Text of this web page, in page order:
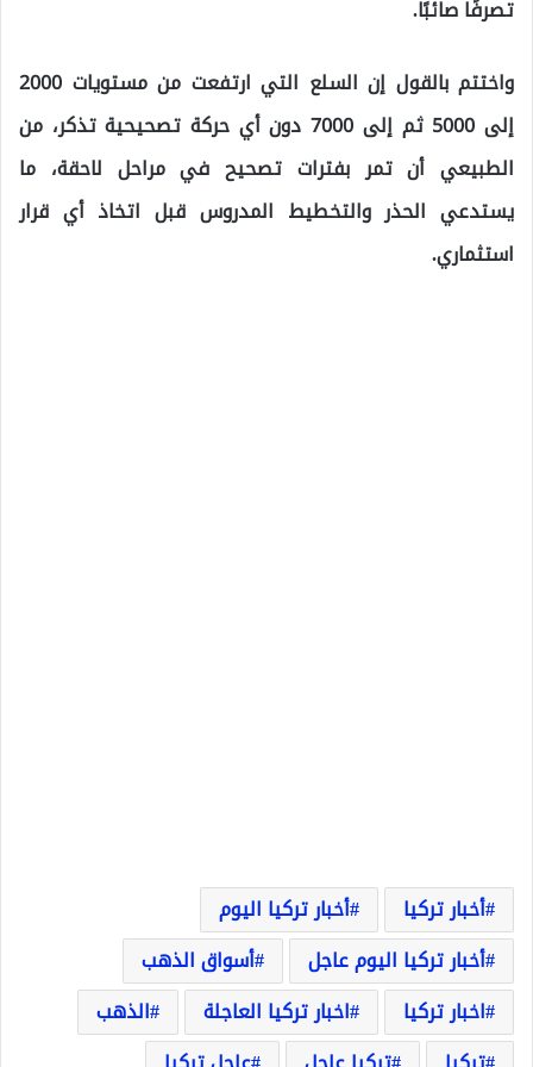
تصرفًا صائبًا.
واختتم بالقول إن السلع التي ارتفعت من مستويات 2000
إلى 5000 ثم إلى 7000 دون أي حركة تصحيحية تذكر، من
الطبيعي أن تمر بفترات تصحيح في مراحل لاحقة، ما
يستدعي الحذر والتخطيط المدروس قبل اتخاذ أي قرار
استثماري.
أخبار تركيا
أخبار تركيا اليوم
أخبار تركيا اليوم عاجل
أسواق الذهب
اخبار تركيا
اخبار تركيا العاجلة
الذهب